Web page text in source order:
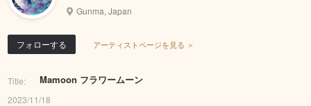
Gunma, Japan
フォローする アーティストページを見る ＞
Title: Mamoon フラワームーン
2023/11/18